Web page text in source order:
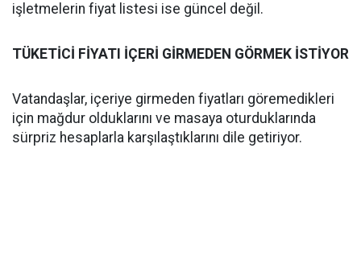
işletmelerin fiyat listesi ise güncel değil.
TÜKETİCİ FİYATI İÇERİ GİRMEDEN GÖRMEK İSTİYOR
Vatandaşlar, içeriye girmeden fiyatları göremedikleri
için mağdur olduklarını ve masaya oturduklarında
sürpriz hesaplarla karşılaştıklarını dile getiriyor.